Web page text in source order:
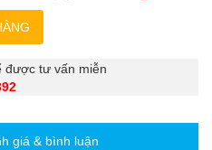
được tư vấn miễn
giá & bình luận